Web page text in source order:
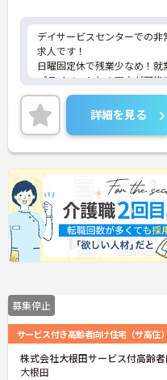
デイサービスセンターでの
求人です！
日曜固定休で残業少なめ！就
プライベートとの両立が可能
ご興味ある方には、面接のポ
細をお話致しますのでお気
詳細を見る
募集停止
サービス付き高齢者向け住宅（サ高住）
株式会社大根田サービス付高齢
大根田